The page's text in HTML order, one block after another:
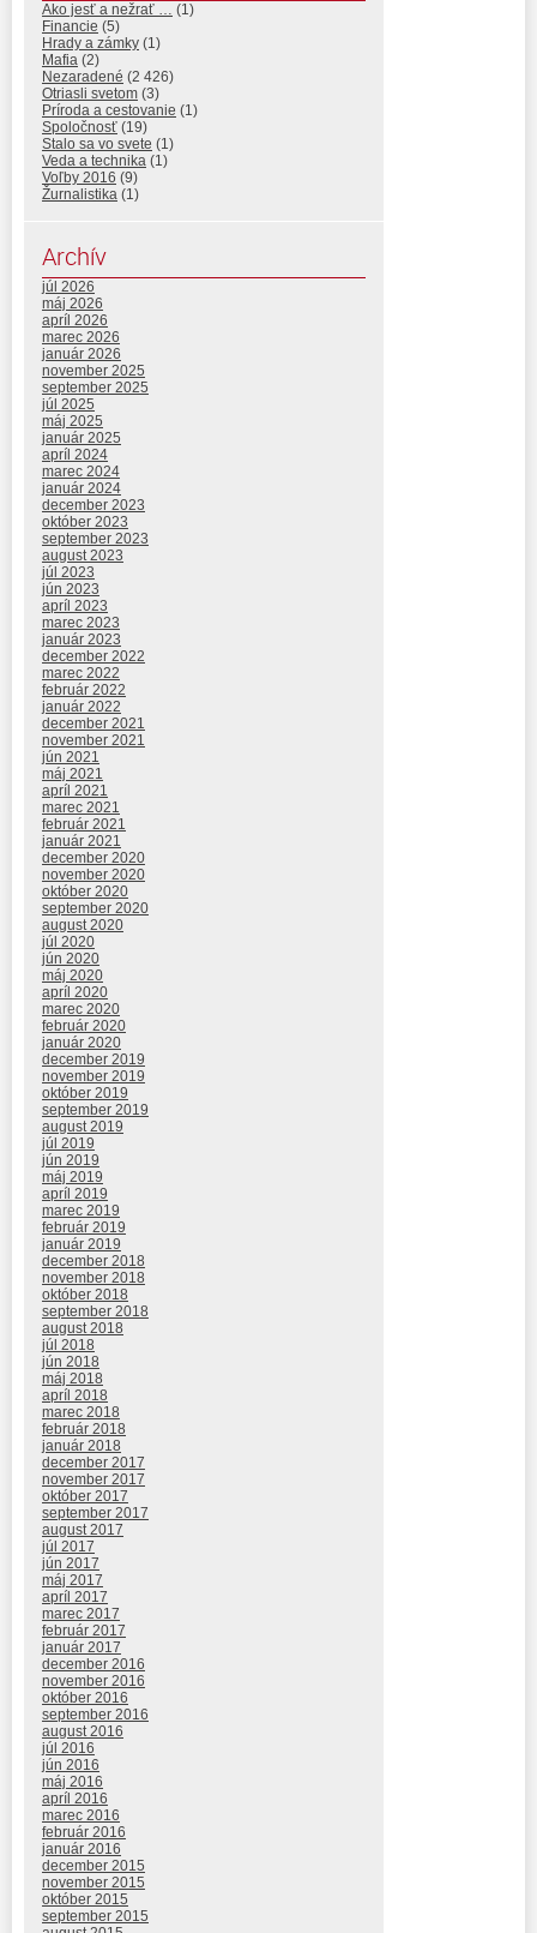
Ako jesť a nežrať … (1)
Financie (5)
Hrady a zámky (1)
Mafia (2)
Nezaradené (2 426)
Otriasli svetom (3)
Príroda a cestovanie (1)
Spoločnosť (19)
Stalo sa vo svete (1)
Veda a technika (1)
Voľby 2016 (9)
Žurnalistika (1)
Archív
júl 2026
máj 2026
apríl 2026
marec 2026
január 2026
november 2025
september 2025
júl 2025
máj 2025
január 2025
apríl 2024
marec 2024
január 2024
december 2023
október 2023
september 2023
august 2023
júl 2023
jún 2023
apríl 2023
marec 2023
január 2023
december 2022
marec 2022
február 2022
január 2022
december 2021
november 2021
jún 2021
máj 2021
apríl 2021
marec 2021
február 2021
január 2021
december 2020
november 2020
október 2020
september 2020
august 2020
júl 2020
jún 2020
máj 2020
apríl 2020
marec 2020
február 2020
január 2020
december 2019
november 2019
október 2019
september 2019
august 2019
júl 2019
jún 2019
máj 2019
apríl 2019
marec 2019
február 2019
január 2019
december 2018
november 2018
október 2018
september 2018
august 2018
júl 2018
jún 2018
máj 2018
apríl 2018
marec 2018
február 2018
január 2018
december 2017
november 2017
október 2017
september 2017
august 2017
júl 2017
jún 2017
máj 2017
apríl 2017
marec 2017
február 2017
január 2017
december 2016
november 2016
október 2016
september 2016
august 2016
júl 2016
jún 2016
máj 2016
apríl 2016
marec 2016
február 2016
január 2016
december 2015
november 2015
október 2015
september 2015